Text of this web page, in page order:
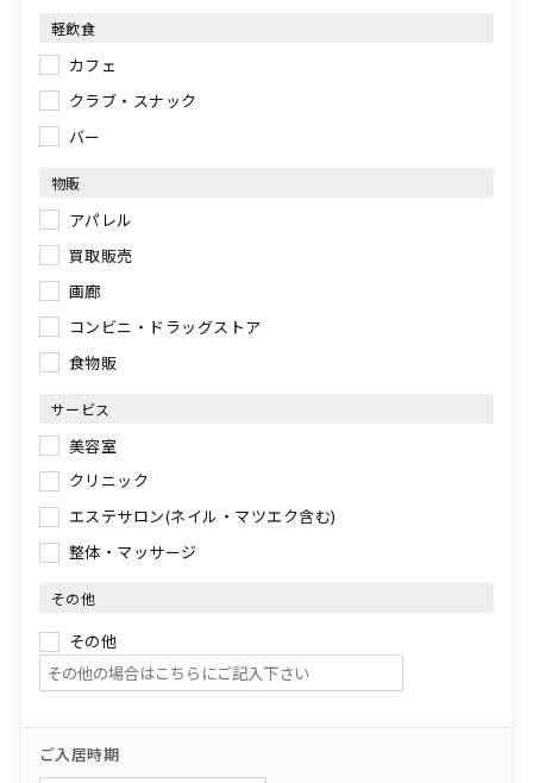
軽飲食
カフェ
クラブ・スナック
バー
物販
アパレル
買取販売
画廊
コンビニ・ドラッグストア
食物販
サービス
美容室
クリニック
エステサロン(ネイル・マツエク含む)
整体・マッサージ
その他
その他
ご入居時期